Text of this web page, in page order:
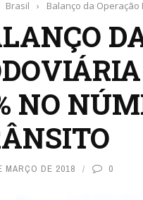
Brasil › Balanço da
NO
MARÇO DE 2018 0